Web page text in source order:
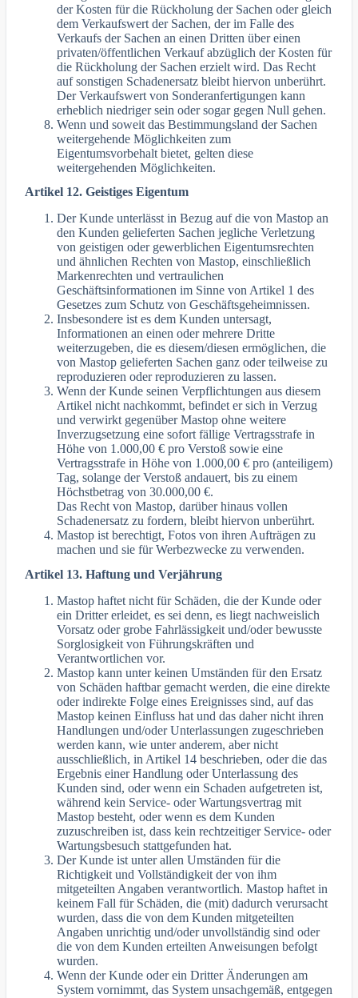
der Kosten für die Rückholung der Sachen oder gleich
dem Verkaufswert der Sachen, der im Falle des
Verkaufs der Sachen an einen Dritten über einen
privaten/öffentlichen Verkauf abzüglich der Kosten für
die Rückholung der Sachen erzielt wird. Das Recht
auf sonstigen Schadenersatz bleibt hiervon unberührt.
Der Verkaufswert von Sonderanfertigungen kann
erheblich niedriger sein oder sogar gegen Null gehen.
Wenn und soweit das Bestimmungsland der Sachen
weitergehende Möglichkeiten zum
Eigentumsvorbehalt bietet, gelten diese
weitergehenden Möglichkeiten.
Artikel 12. Geistiges Eigentum
Der Kunde unterlässt in Bezug auf die von Mastop an
den Kunden gelieferten Sachen jegliche Verletzung
von geistigen oder gewerblichen Eigentumsrechten
und ähnlichen Rechten von Mastop, einschließlich
Markenrechten und vertraulichen
Geschäftsinformationen im Sinne von Artikel 1 des
Gesetzes zum Schutz von Geschäftsgeheimnissen.
Insbesondere ist es dem Kunden untersagt,
Informationen an einen oder mehrere Dritte
weiterzugeben, die es diesem/diesen ermöglichen, die
von Mastop gelieferten Sachen ganz oder teilweise zu
reproduzieren oder reproduzieren zu lassen.
Wenn der Kunde seinen Verpflichtungen aus diesem
Artikel nicht nachkommt, befindet er sich in Verzug
und verwirkt gegenüber Mastop ohne weitere
Inverzugsetzung eine sofort fällige Vertragsstrafe in
Höhe von 1.000,00 € pro Verstoß sowie eine
Vertragsstrafe in Höhe von 1.000,00 € pro (anteiligem)
Tag, solange der Verstoß andauert, bis zu einem
Höchstbetrag von 30.000,00 €.
Das Recht von Mastop, darüber hinaus vollen
Schadenersatz zu fordern, bleibt hiervon unberührt.
Mastop ist berechtigt, Fotos von ihren Aufträgen zu
machen und sie für Werbezwecke zu verwenden.
Artikel 13. Haftung und Verjährung
Mastop haftet nicht für Schäden, die der Kunde oder
ein Dritter erleidet, es sei denn, es liegt nachweislich
Vorsatz oder grobe Fahrlässigkeit und/oder bewusste
Sorglosigkeit von Führungskräften und
Verantwortlichen vor.
Mastop kann unter keinen Umständen für den Ersatz
von Schäden haftbar gemacht werden, die eine direkte
oder indirekte Folge eines Ereignisses sind, auf das
Mastop keinen Einfluss hat und das daher nicht ihren
Handlungen und/oder Unterlassungen zugeschrieben
werden kann, wie unter anderem, aber nicht
ausschließlich, in Artikel 14 beschrieben, oder die das
Ergebnis einer Handlung oder Unterlassung des
Kunden sind, oder wenn ein Schaden aufgetreten ist,
während kein Service- oder Wartungsvertrag mit
Mastop besteht, oder wenn es dem Kunden
zuzuschreiben ist, dass kein rechtzeitiger Service- oder
Wartungsbesuch stattgefunden hat.
Der Kunde ist unter allen Umständen für die
Richtigkeit und Vollständigkeit der von ihm
mitgeteilten Angaben verantwortlich. Mastop haftet in
keinem Fall für Schäden, die (mit) dadurch verursacht
wurden, dass die von dem Kunden mitgeteilten
Angaben unrichtig und/oder unvollständig sind oder
die von dem Kunden erteilten Anweisungen befolgt
wurden.
Wenn der Kunde oder ein Dritter Änderungen am
System vornimmt, das System unsachgemäß, entgegen